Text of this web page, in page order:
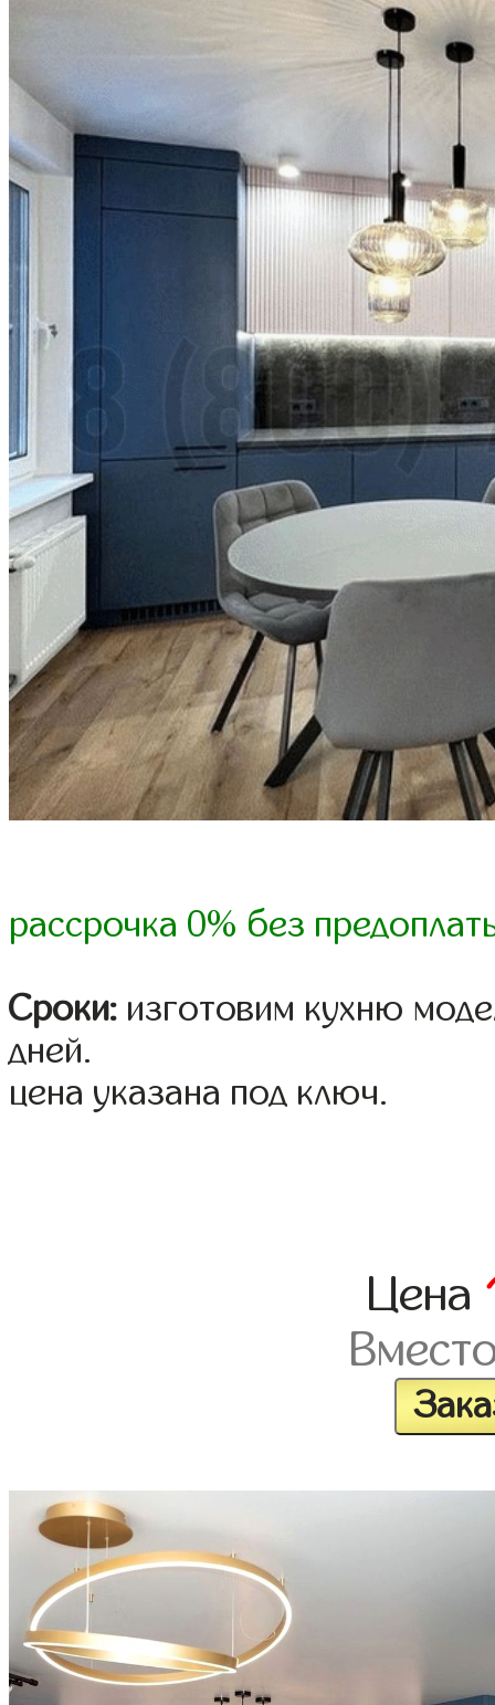
рассрочка 0% без
Сроки: изготовим кухню
дней.
цена указана под ключ.
Цена